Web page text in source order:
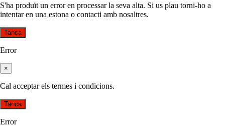
S'ha produït un error en processar la seva alta. Si us plau torni-ho a
intentar en una estona o contacti amb nosaltres.
Tanca
Error
×
Cal acceptar els termes i condicions.
Tanca
Error